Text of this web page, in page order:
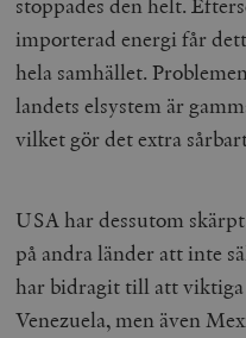
stoppades den helt.
importerad energi får
hela samhället.
landets elsystem är
vilket gör det extra
USA har dessutom
på andra länder att inte
har bidragit till att viktiga
Venezuela, men även